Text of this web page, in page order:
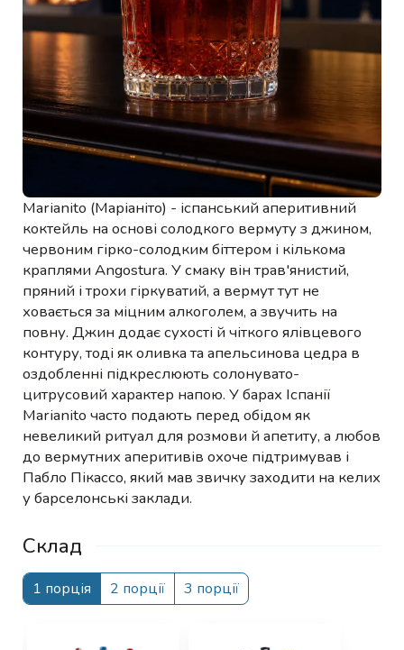
Marianito (Маріаніто) - іспанський аперитивний
коктейль на основі солодкого вермуту з джином,
червоним гірко-солодким біттером і кількома
краплями Angostura. У смаку він трав'янистий,
пряний і трохи гіркуватий, а вермут тут не
ховається за міцним алкоголем, а звучить на
повну. Джин додає сухості й чіткого ялівцевого
контуру, тоді як оливка та апельсинова цедра в
оздобленні підкреслюють солонувато-
цитрусовий характер напою. У барах Іспанії
Marianito часто подають перед обідом як
невеликий ритуал для розмови й апетиту, а любов
до вермутних аперитивів охоче підтримував і
Пабло Пікассо, який мав звичку заходити на келих
у барселонські заклади.
Склад
1 порція 2 порції 3 порції